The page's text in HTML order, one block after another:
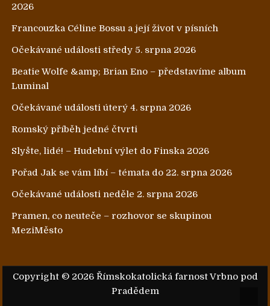
2026
Francouzka Céline Bossu a její život v písních
Očekávané události středy 5. srpna 2026
Beatie Wolfe &amp; Brian Eno – představíme album
Luminal
Očekávané události úterý 4. srpna 2026
Romský příběh jedné čtvrti
Slyšte, lidé! – Hudební výlet do Finska 2026
Pořad Jak se vám líbí – témata do 22. srpna 2026
Očekávané události neděle 2. srpna 2026
Pramen, co neuteče – rozhovor se skupinou
MeziMěsto
Copyright © 2026 Římskokatolická farnost Vrbno pod
Pradědem